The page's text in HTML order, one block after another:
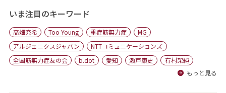
おすすめコンテンツ
出版物
会社概要
いま注目のキーワード
高畑充希 Too Young 重症筋無力症
MG
アルジェニクスジャパン
NTTコミュニケーションズ
全国筋無力症友の会
b.dot 愛知 瀬戸康史
有村架純
もっと見る